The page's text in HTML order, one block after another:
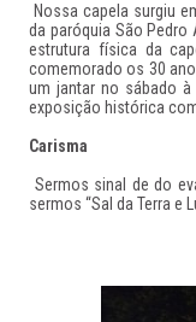
Nossa capela surgiu
da paróquia São
estrutura física da
comemorado os 30
um jantar no sábado
exposição histórica
Carisma
Sermos sinal de do
sermos “Sal da Terra e